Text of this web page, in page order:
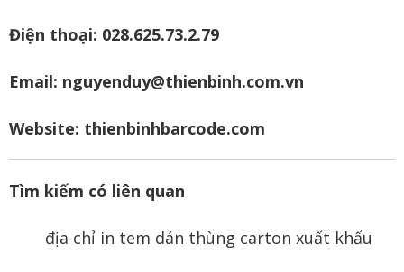
Điện thoại: 028.625.73.2.79
Email: nguyenduy@thienbinh.com.vn
Website: thienbinhbarcode.com
Tìm kiếm có liên quan
địa chỉ in tem dán thùng carton xuất khẩu